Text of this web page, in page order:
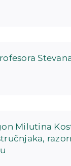
Milutina